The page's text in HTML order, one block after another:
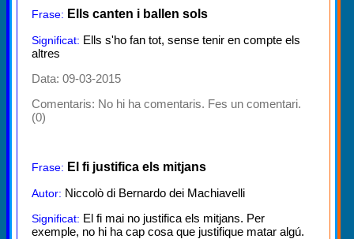
Frase: Ells canten i ballen sols
Significat: Ells s'ho fan tot, sense tenir en compte els
altres
Data: 09-03-2015
Comentaris: No hi ha comentaris. Fes un comentari.
(0)
Frase: El fi justifica els mitjans
Autor: Niccolò di Bernardo dei Machiavelli
Significat: El fi mai no justifica els mitjans. Per
exemple, no hi ha cap cosa que justifique matar algú.